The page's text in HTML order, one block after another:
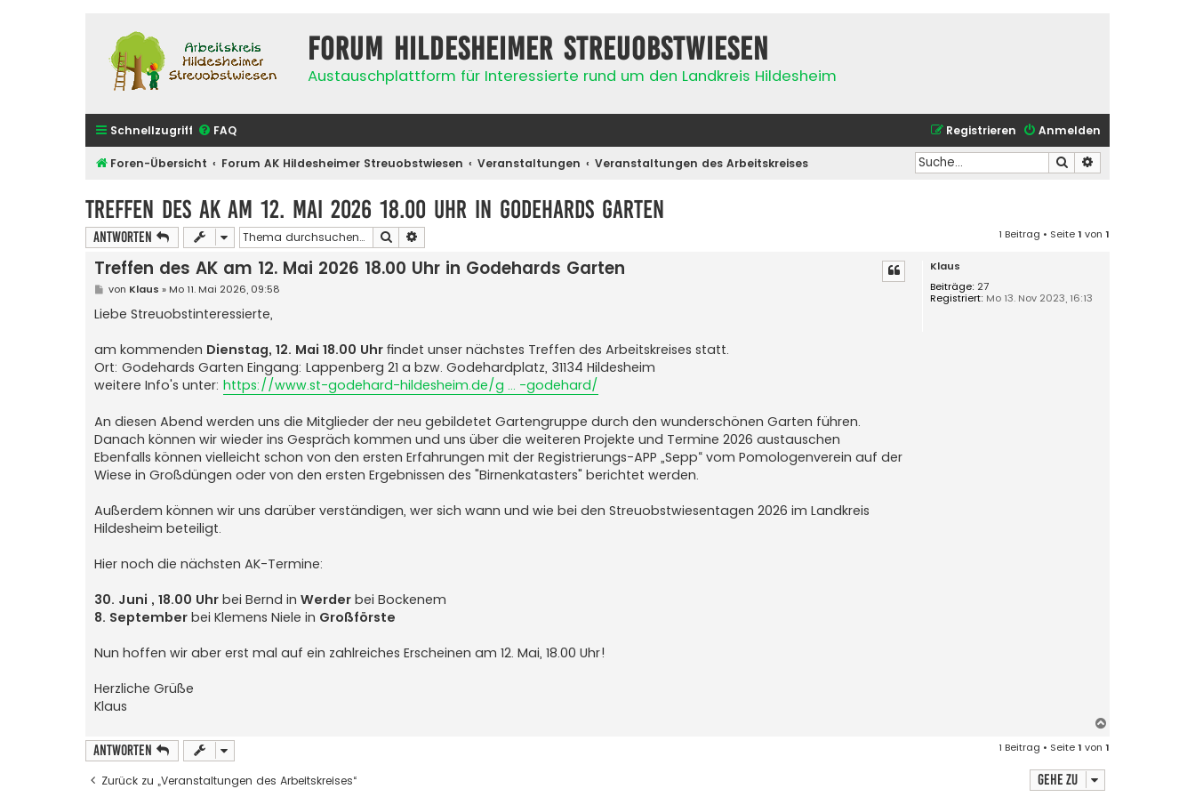
Forum Hildesheimer Streuobstwiesen
Austauschplattform für Interessierte rund um den Landkreis Hildesheim
Schnellzugriff FAQ Anmelden
Registrieren
Foren-Übersicht Forum AK Hildesheimer Streuobstwiesen Veranstaltungen Veranstaltungen des Arbeitskreises Suche
Treffen des AK am 12. Mai 2026 18.00 Uhr in Godehards Garten
Antworten Suche 1 Beitrag • Seite1 von 1
Klaus
Beiträge: 27
Registriert: Mo 13. Nov 2023, 16:13
Treffen des AK am 12. Mai 2026 18.00 Uhr in Godehards Garten
B
i
t
a
g
von Klaus » Mo 11. Mai 2026, 09:58
Liebe Streuobstinteressierte,
am kommenden Dienstag, 12. Mai 18.00 Uhr findet unser nächstes Treffen des Arbeitskreises statt.
Ort: Godehards Garten Eingang: Lappenberg 21 a bzw. Godehardplatz, 31134 Hildesheim
weitere Info's unter: https://www.st-godehard-hildesheim.de/g ... -godehard/
An diesen Abend werden uns die Mitglieder der neu gebildetet Gartengruppe durch den wunderschönen Garten führen.
Danach können wir wieder ins Gespräch kommen und uns über die weiteren Projekte und Termine 2026 austauschen
Ebenfalls können vielleicht schon von den ersten Erfahrungen mit der Registrierungs-APP „Sepp“ vom Pomologenverein auf der
Wiese in Großdüngen oder von den ersten Ergebnissen des "Birnenkatasters" berichtet werden.
Außerdem können wir uns darüber verständigen, wer sich wann und wie bei den Streuobstwiesentagen 2026 im Landkreis
Hildesheim beteiligt.
Hier noch die nächsten AK-Termine:
30. Juni , 18.00 Uhr bei Bernd in Werder bei Bockenem
8. September bei Klemens Niele in Großförste
Nun hoffen wir aber erst mal auf ein zahlreiches Erscheinen am 12. Mai, 18.00 Uhr!
Herzliche Grüße
Klaus
Antworten 1 Beitrag • Seite1 von 1
Zurück zu „Veranstaltungen des Arbeitskreises“ Gehe zu